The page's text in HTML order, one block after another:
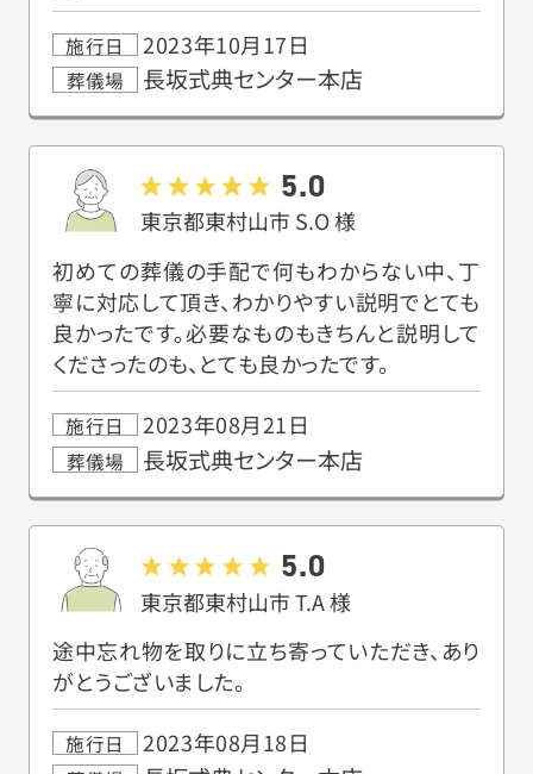
施行日 2023年10月17日
葬儀場 長坂式典センター本店
東京都東村山市 S.O様
5.0
施行日 2023年08月21日
初めての葬儀の手配で何もわからない中、丁
寧に対応して頂き、わかりやすい説明でとても
良かったです。必要なものもきちんと説明して
くださったのも、とても良かったです。
葬儀場 長坂式典センター本店
東京都東村山市T.A様
5.0
施行日 2023年08月18日
途中忘れ物を取りに立ち寄っていただき、あり
がとうございました。